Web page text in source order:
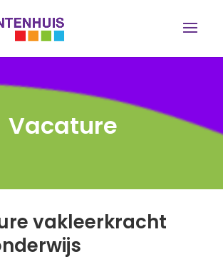
Vacature
vakleerkracht